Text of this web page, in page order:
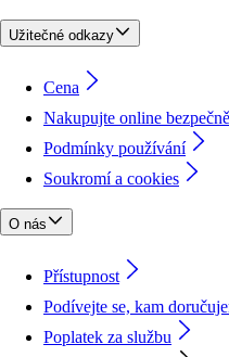
Užitečné odkazy
Cena
Nakupujte online bezpečně
Podmínky používání
Soukromí a cookies
O nás
Přístupnost
Podívejte se, kam
Poplatek za službu